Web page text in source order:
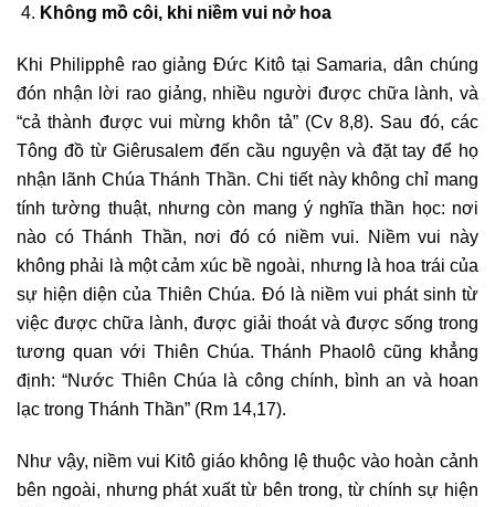
Không mồ côi, khi niềm vui nở hoa
Khi Philipphê rao giảng Đức Kitô tại Samaria, dân chúng
đón nhận lời rao giảng, nhiều người được chữa lành, và
“cả thành được vui mừng khôn tả” (Cv 8,8). Sau đó, các
Tông đồ từ Giêrusalem đến cầu nguyện và đặt tay để họ
nhận lãnh Chúa Thánh Thần. Chi tiết này không chỉ mang
tính tường thuật, nhưng còn mang ý nghĩa thần học: nơi
nào có Thánh Thần, nơi đó có niềm vui. Niềm vui này
không phải là một cảm xúc bề ngoài, nhưng là hoa trái của
sự hiện diện của Thiên Chúa. Đó là niềm vui phát sinh từ
việc được chữa lành, được giải thoát và được sống trong
tương quan với Thiên Chúa. Thánh Phaolô cũng khẳng
định: “Nước Thiên Chúa là công chính, bình an và hoan
lạc trong Thánh Thần” (Rm 14,17).
Như vậy, niềm vui Kitô giáo không lệ thuộc vào hoàn cảnh
bên ngoài, nhưng phát xuất từ bên trong, từ chính sự hiện